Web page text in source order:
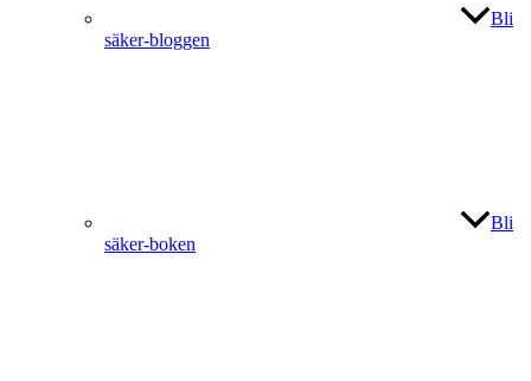
Bli
säker-bloggen
Bli
säker-boken